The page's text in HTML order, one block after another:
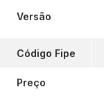
Versão
Código Fipe
Preço